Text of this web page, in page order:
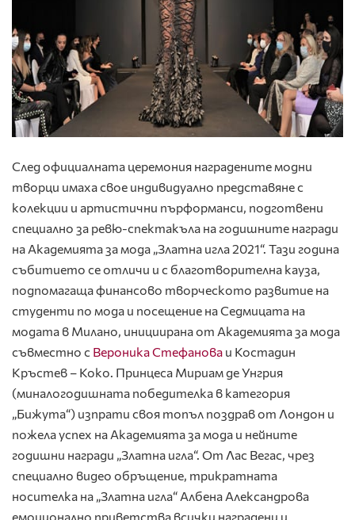
След официалната церемония наградените модни
творци имаха свое индивидуално представяне с
колекции и артистични пърформанси, подготвени
специално за ревю-спектакъла на годишните награди
на Академията за мода „Златна игла 2021“. Тази година
събитието се отличи и с благотворителна кауза,
подпомагаща финансово творческото развитие на
студенти по мода и посещение на Седмицата на
модата в Милано, инициирана от Академията за мода
съвместно с Вероника Стефанова и Костадин
Кръстев – Коко. Принцеса Мириам де Унгрия
(миналогодишната победителка в категория
„Бижута“) изпрати своя топъл поздрав от Лондон и
пожела успех на Академията за мода и нейните
годишни награди „Златна игла“. От Лас Вегас, чрез
специално видео обръщение, трикратната
носителка на „Златна игла“ Албена Александрова
емоционално приветства всички наградени и